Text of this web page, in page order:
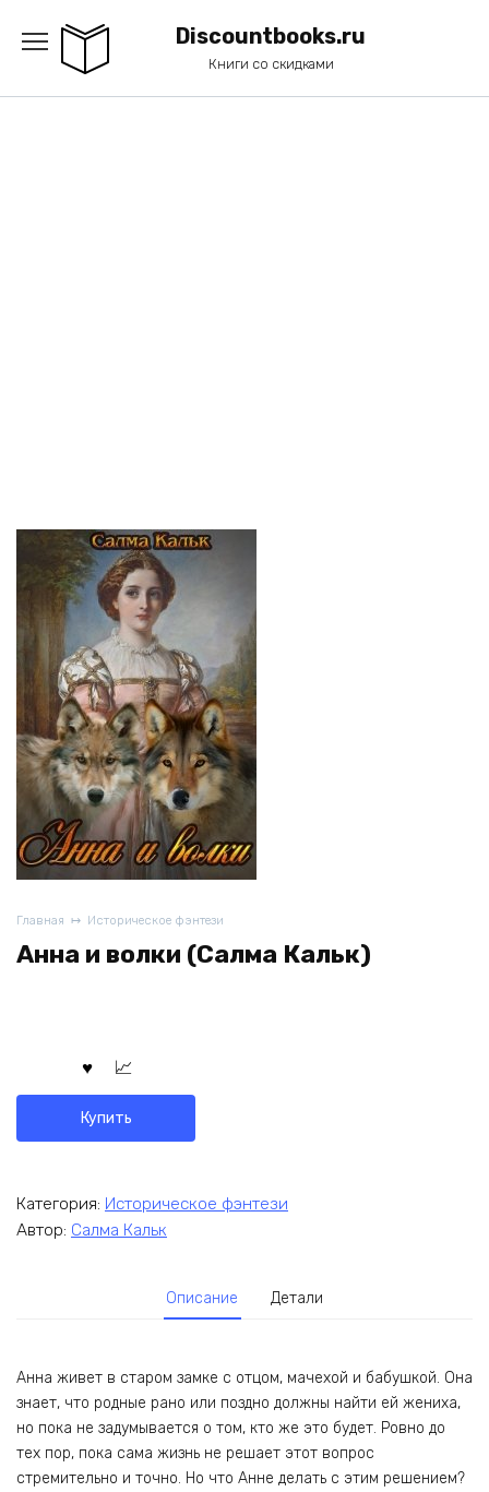
содержанию
Discountbooks.ru
Книги со скидками
Главная Историческое фэнтези
Анна и волки (Салма Кальк)
Купить
Категория: Историческое фэнтези
Автор: Салма Кальк
Описание Детали
Анна живет в старом замке с отцом, мачехой и бабушкой. Она
знает, что родные рано или поздно должны найти ей жениха,
но пока не задумывается о том, кто же это будет. Ровно до
тех пор, пока сама жизнь не решает этот вопрос
стремительно и точно. Но что Анне делать с этим решением?